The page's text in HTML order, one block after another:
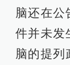
脑还在公
件并未发
脑的提列